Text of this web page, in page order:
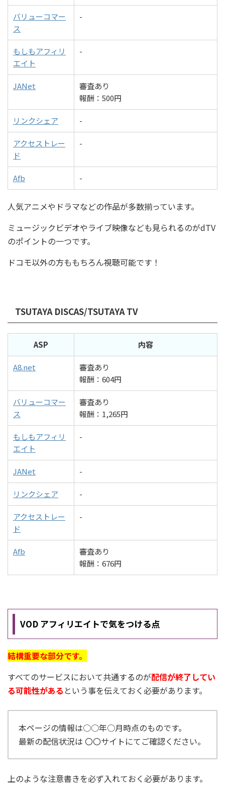
バリューコマー
ス
-
もしもアフィリ
エイト
-
JANet
審査あり
報酬：500円
リンクシェア -
アクセストレー
ド
-
Afb -
人気アニメやドラマなどの作品が多数揃っています。
ミュージックビデオやライブ映像なども見られるのがdTV
のポイントの一つです。
ドコモ以外の方ももちろん視聴可能です！
TSUTAYA DISCAS/TSUTAYA TV
ASP 内容
A8.net
審査あり
報酬：604円
バリューコマー
ス
審査あり
報酬：1,265円
もしもアフィリ
エイト
-
JANet -
リンクシェア -
アクセストレー
ド
-
Afb
審査あり
報酬：676円
VOD アフィリエイトで気をつける点
結構重要な部分です。
すべてのサービスにおいて共通するのが配信が終了してい
る可能性がある という事を伝えておく必要があります。
本ページの情報は○○年○月時点のものです。
最新の配信状況は 〇〇サイトにてご確認ください。
上のような注意書きを必ず入れておく必要があります。